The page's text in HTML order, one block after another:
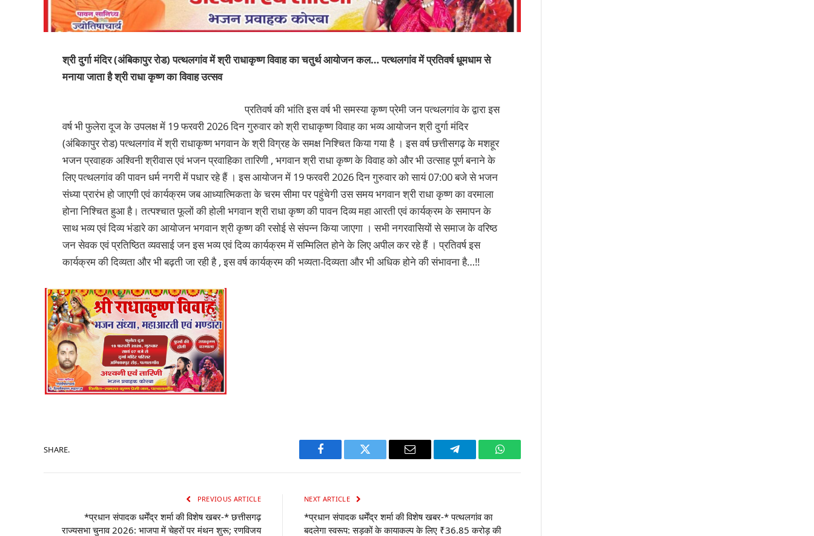
श्री दुर्गा मंदिर (अंबिकापुर रोड) पत्थलगांव में श्री राधाकृष्ण विवाह का चतुर्थ आयोजन कल… पत्थलगांव में प्रतिवर्ष धूमधाम से
मनाया जाता है श्री राधा कृष्ण का विवाह उत्सव
प्रतिवर्ष की भांति इस वर्ष भी समस्या कृष्ण प्रेमी जन पत्थलगांव के द्वारा इस
वर्ष भी फुलेरा दूज के उपलक्ष में 19 फरवरी 2026 दिन गुरुवार को श्री राधाकृष्ण विवाह का भव्य आयोजन श्री दुर्गा मंदिर
(अंबिकापुर रोड) पत्थलगांव में श्री राधाकृष्ण भगवान के श्री विग्रह के समक्ष निश्चित किया गया है । इस वर्ष छत्तीसगढ़ के मशहूर
भजन प्रवाहक अश्विनी श्रीवास एवं भजन प्रवाहिका तारिणी , भगवान श्री राधा कृष्ण के विवाह को और भी उत्साह पूर्ण बनाने के
लिए पत्थलगांव की पावन धर्म नगरी में पधार रहे हैं । इस आयोजन में 19 फरवरी 2026 दिन गुरुवार को सायं 07:00 बजे से भजन
संध्या प्रारंभ हो जाएगी एवं कार्यक्रम जब आध्यात्मिकता के चरम सीमा पर पहुंचेगी उस समय भगवान श्री राधा कृष्ण का वरमाला
होना निश्चित हुआ है। तत्पश्चात फूलों की होली भगवान श्री राधा कृष्ण की पावन दिव्य महा आरती एवं कार्यक्रम के समापन के
साथ भव्य एवं दिव्य भंडारे का आयोजन भगवान श्री कृष्ण की रसोई से संपन्न किया जाएगा । सभी नगरवासियों से समाज के वरिष्ठ
जन सेवक एवं प्रतिष्ठित व्यवसाई जन इस भव्य एवं दिव्य कार्यक्रम में सम्मिलित होने के लिए अपील कर रहे हैं । प्रतिवर्ष इस
कार्यक्रम की दिव्यता और भी बढ़ती जा रही है , इस वर्ष कार्यक्रम की भव्यता-दिव्यता और भी अधिक होने की संभावना है…!!
SHARE.
Facebook Twitter Email Telegram WhatsApp
PREVIOUS ARTICLE
*प्रधान संपादक धर्मेंद्र शर्मा की विशेष खबर-* छत्तीसगढ़
राज्यसभा चुनाव 2026: भाजपा में चेहरों पर मंथन शुरू; रणविजय
NEXT ARTICLE
*प्रधान संपादक धर्मेंद्र शर्मा की विशेष खबर-* पत्थलगांव का
बदलेगा स्वरूप: सड़कों के कायाकल्प के लिए ₹36.85 करोड़ की